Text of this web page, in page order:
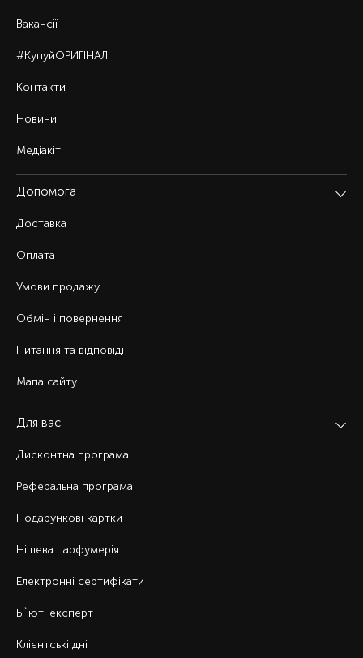
Вакансії
#КупуйОРИГІНАЛ
Контакти
Новини
Медіакіт
Допомога
Доставка
Оплата
Умови продажу
Обмін і повернення
Питання та відповіді
Мапа сайту
Для вас
Дисконтна програма
Реферальна програма
Подарункові картки
Нішева парфумерія
Електронні сертифікати
Б`юті експерт
Клієнтські дні